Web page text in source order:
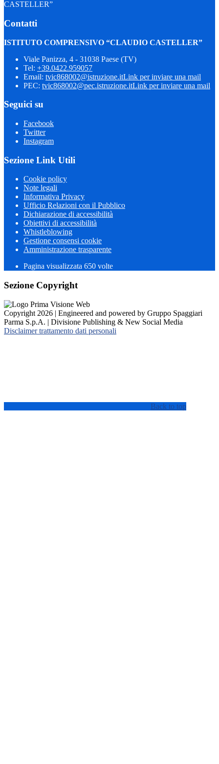
CASTELLER”
Contatti
ISTITUTO COMPRENSIVO “CLAUDIO CASTELLER”
Viale Panizza, 4 - 31038 Paese (TV)
Tel: +39.0422.959057
Email: tvic868002@istruzione.itLink per inviare una mail
PEC: tvic868002@pec.istruzione.itLink per inviare una mail
Seguici su
Facebook
Twitter
Instagram
Sezione Link Utili
Cookie policy
Note legali
Informativa Privacy
Ufficio Relazioni con il Pubblico
Dichiarazione di accessibilità
Obiettivi di accessibilità
Whistleblowing
Gestione consensi cookie
Amministrazione trasparente
Pagina visualizzata 650 volte
Sezione Copyright
Copyright 2026 | Engineered and powered by Gruppo Spaggiari
Parma S.p.A. | Divisione Publishing & New Social Media
Disclaimer trattamento dati personali
Back to top